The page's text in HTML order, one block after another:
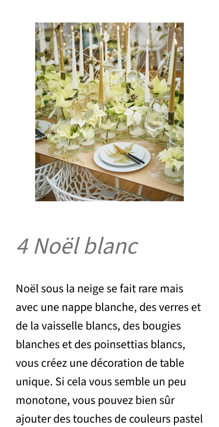
4 Noël blanc
Noël sous la neige se fait rare mais
avec une nappe blanche, des verres et
de la vaisselle blancs, des bougies
blanches et des poinsettias blancs,
vous créez une décoration de table
unique. Si cela vous semble un peu
monotone, vous pouvez bien sûr
ajouter des touches de couleurs pastel